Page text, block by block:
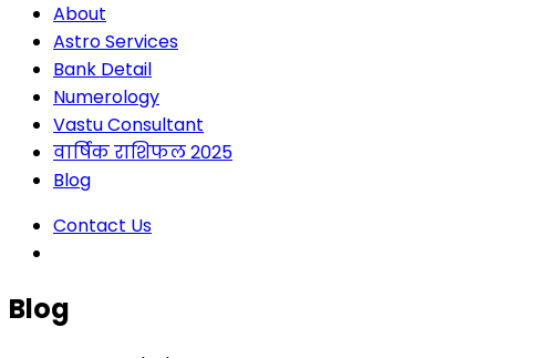
About
Astro Services
Bank Detail
Numerology
Vastu Consultant
वार्षिक राशिफल 2025
Blog
Contact Us
Blog